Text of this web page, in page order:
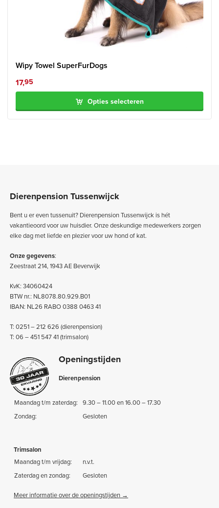
Wipy Towel SuperFurDogs
17,95
Opties selecteren
Dierenpension Tussenwijck
Bent u er even tussenuit? Dierenpension Tussenwijck is hét
vakantieoord voor uw huisdier. Onze deskundige medewerkers zorgen
elke dag met liefde en plezier voor uw hond of kat.
Onze gegevens:
Zeestraat 214, 1943 AE Beverwijk
KvK: 34060424
BTW nr.: NL8078.80.929.B01
IBAN: NL26 RABO 0388 0463 41
T: 0251 – 212 626 (dierenpension)
T: 06 – 451 547 41 (trimsalon)
Openingstijden
Dierenpension
Maandag t/m zaterdag:
9.30 – 11.00 en 16.00 – 17.30
Zondag:
Gesloten
Trimsalon
Maandag t/m vrijdag:
n.v.t.
Zaterdag en zondag:
Gesloten
Meer informatie over de openingstijden →